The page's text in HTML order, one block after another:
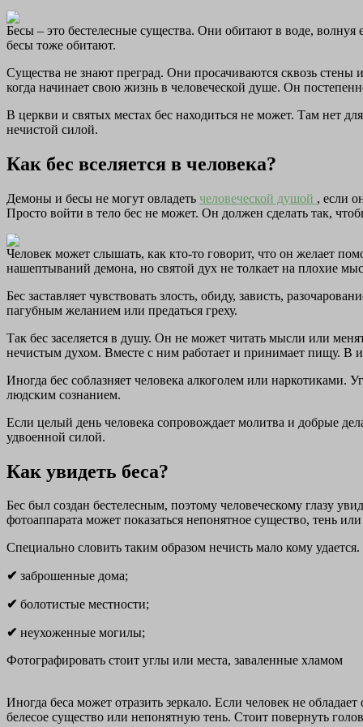
Бесы – это бестелесные существа. Они обитают в воде,
бесы тоже обитают.
Существа не знают преград. Они просачиваются сквозь стены
когда начинает свою жизнь в человеческой душе. Он
В церкви и святых местах бес находиться не может. Там нет
нечистой силой.
Как бес вселяется в человека?
Демоны и бесы не могут овладеть человеческой душой , если
Просто войти в тело бес не может. Он должен сделать так,
Человек может слышать, как кто-то говорит, что он желает
нашептываний демона, но святой дух не толкает на плохие
Бес заставляет чувствовать злость, обиду, зависть,
пагубным желанием или предаться греху.
Так бес заселяется в душу. Он не может читать мысли или
нечистым духом. Вместе с ним работает и принимает пищу. В
Иногда бес соблазняет человека алкоголем или наркотиками.
людским сознанием.
Если целый день человека сопровождает молитва и добрые
удвоенной силой.
Как увидеть беса?
Бес был создан бестелесным, поэтому человеческому глазу
фотоаппарата может показаться непонятное существо, тень
Специально словить таким образом нечисть мало кому
✔ заброшенные дома;
✔ болотистые местности;
✔ неухоженные могилы;
Фотографировать стоит углы или места, заваленные хламом
Иногда беса может отразить зеркало. Если человек не
белесое существо или непонятную тень. Стоит повернуть